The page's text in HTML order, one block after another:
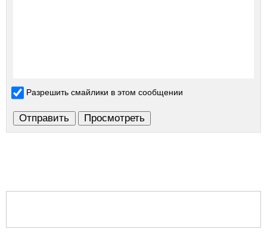
Разрешить смайлики в этом сообщении